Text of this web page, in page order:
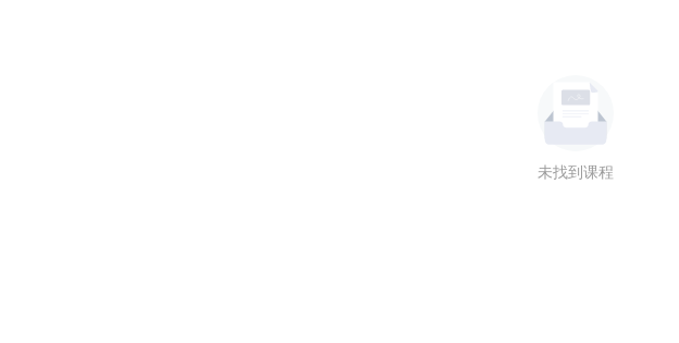
未找到课程